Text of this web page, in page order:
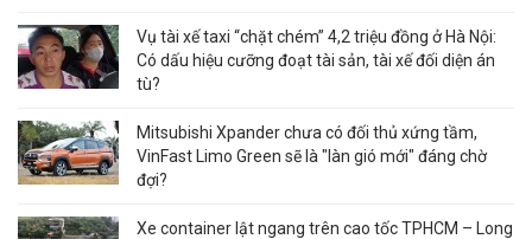
Vụ tài xế taxi “chặt chém” 4,2 triệu đồng ở Hà Nội:
Có dấu hiệu cưỡng đoạt tài sản, tài xế đối diện án
tù?
Mitsubishi Xpander chưa có đối thủ xứng tầm,
VinFast Limo Green sẽ là "làn gió mới" đáng chờ
đợi?
Xe container lật ngang trên cao tốc TPHCM – Long